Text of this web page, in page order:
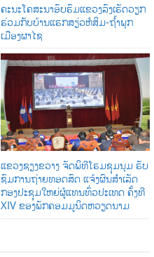
ຄະນະໂຄສະນາອົບຮົມແຂວງລົງເຮັດວຽກ
ຮ່ວມກັບບ້ານແຮກສຽ່ວຫໍສິມ-ຖໍ້າພຸກ
ເມືອງຜາໄຊ
ແຂວງຊຽງຂວາງ ຈັດພິທີໂຮມຊຸມນຸມ ຮັບ
ຊົມການຖ່າຍທອດສົດ ແຈ້ງຜົນສໍາເລັດ
ກອງປະຊຸມໃຫຍ່ຜູ້ແທນທົ່ວປະເທດ ຄັ້ງທີ
XIV ຂອງພັກຄອມມູນິດຫວຽດນາມ